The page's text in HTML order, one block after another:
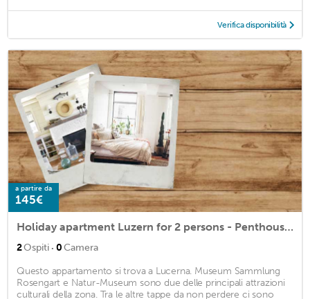
Verifica disponibilità
a partire da
145€
Holiday apartment Luzern for 2 persons - Penthouse holiday apartment
2Ospiti · 0Camera
Questo appartamento si trova a Lucerna. Museum Sammlung
Rosengart e Natur-Museum sono due delle principali attrazioni
culturali della zona. Tra le altre tappe da non perdere ci sono